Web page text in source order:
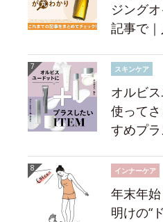
ジング
記事で
スキンケア
オルビ
使って
すめプ
インナーケア
年末年
明けの“